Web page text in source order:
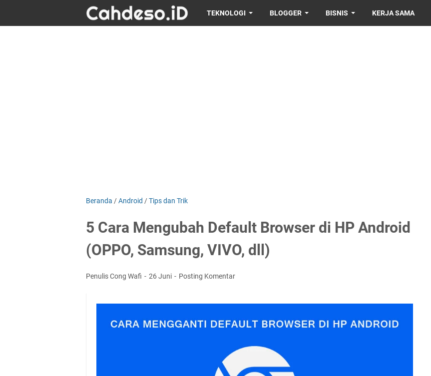
TEKNOLOGI BLOGGER BISNIS KERJA SAMA
Beranda /Android /Tips dan Trik
5 Cara Mengubah Default Browser di HP Android
(OPPO, Samsung, VIVO, dll)
Penulis Cong Wafi 26 Juni Posting Komentar